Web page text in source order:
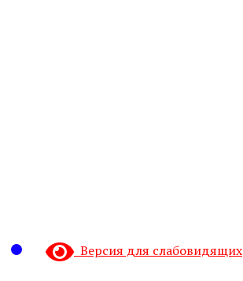
Версия для слабовидящих